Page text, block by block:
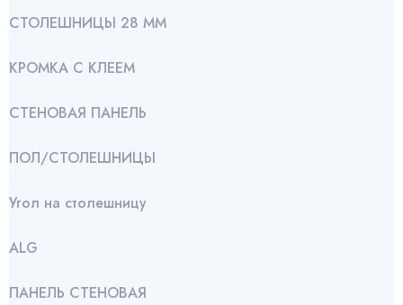
СТОЛЕШНИЦЫ 28 ММ
КРОМКА С КЛЕЕМ
СТЕНОВАЯ ПАНЕЛЬ
ПОЛ/СТОЛЕШНИЦЫ
Угол на столешницу
АLG
ПАНЕЛЬ СТЕНОВАЯ